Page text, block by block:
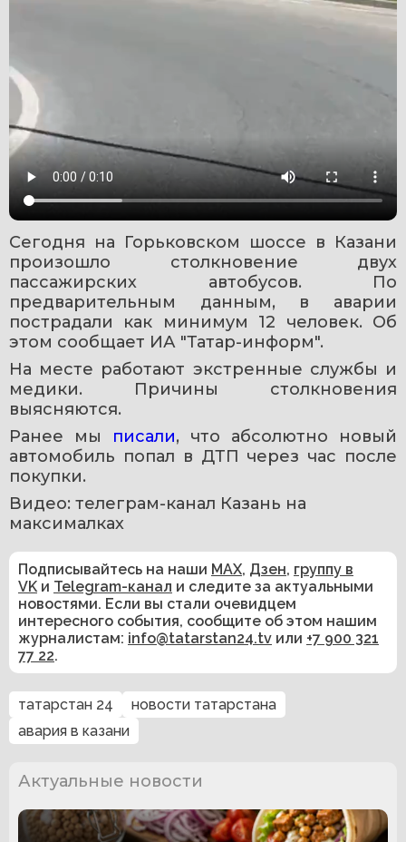
Сегодня на Горьковском шоссе в Казани
произошло столкновение двух
пассажирских автобусов. По
предварительным данным, в аварии
пострадали как минимум 12 человек. Об
этом сообщает ИА "Татар-информ".
На месте работают экстренные службы и
медики. Причины столкновения
выясняются.
Ранее мы писали, что абсолютно новый
автомобиль попал в ДТП через час после
покупки.
Видео: телеграм-канал Казань на
максималках
Подписывайтесь на наши MAX, Дзен, группу в
VK и Telegram-канал и следите за актуальными
новостями. Если вы стали очевидцем
интересного события, сообщите об этом нашим
журналистам: info@tatarstan24.tv или +7 900 321
77 22.
татарстан 24
новости татарстана
авария в казани
Актуальные новости